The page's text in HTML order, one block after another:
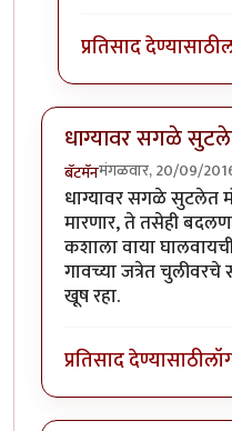
प्रतिसाद देण्यासाठी
धाग्यावर सगळे
बॅटमॅनमंगळवार, 20/09/
धाग्यावर सगळे सुटलेत
मारणार, ते तसेही
कशाला वाया
गावच्या जत्रेत
खूष रहा.
प्रतिसाद देण्यासाठी